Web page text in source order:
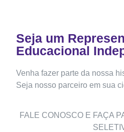
Seja um
Educacional
Venha fazer parte da nossa
Seja nosso parceiro em sua
FALE CONOSCO E FAÇA